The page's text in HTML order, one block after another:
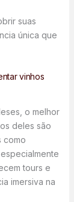
suas
única que
vinhos
o melhor
deles são
como
tours e
imersiva na